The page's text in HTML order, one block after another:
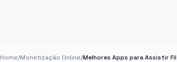
Home/Monetização Online/